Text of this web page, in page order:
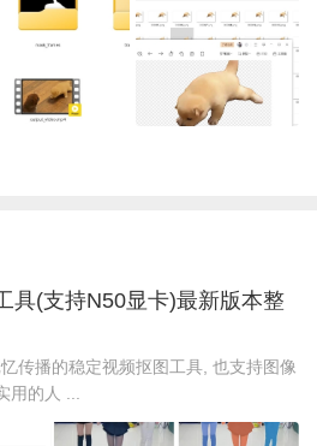
具(支持N50显卡)最新版本整
传播的稳定视频抠图工具, 也支持图像
的人 ...